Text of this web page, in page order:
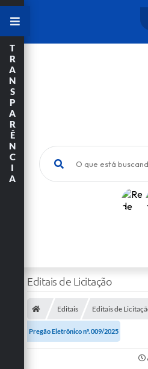
O que está buscando?
T
R
A
N
S
P
A
R
Ê
N
C
I
A
Editais de Licitação
Editais Editais de
Pregão Eletrônico nº. 009/2025